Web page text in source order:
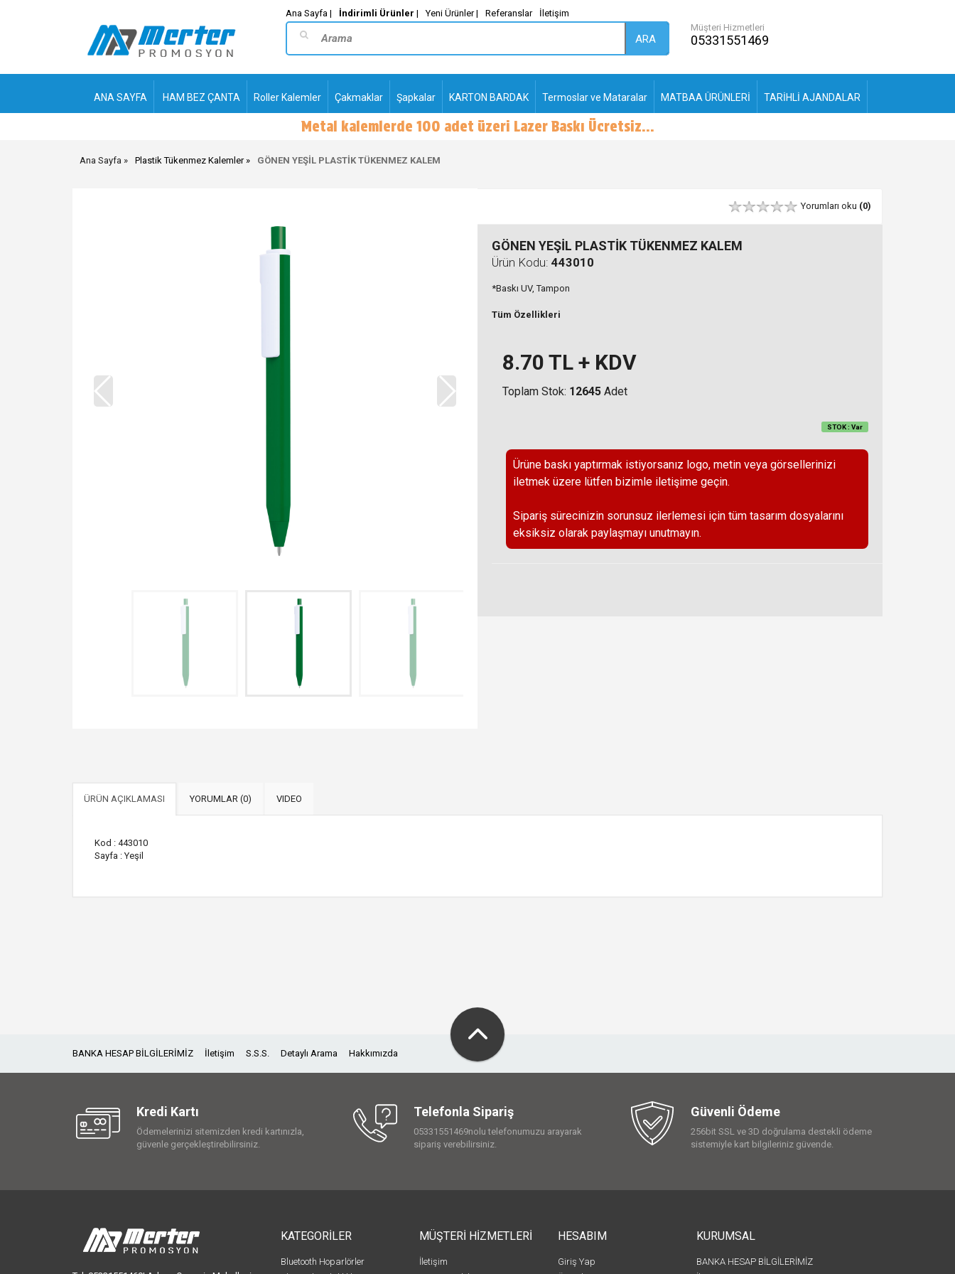
Ana Sayfa | İndirimli Ürünler | Yeni Ürünler | Referanslar İletişim
ARA
Müşteri Hizmetleri
05331551469
ANA SAYFA HAM BEZ ÇANTA Roller Kalemler Çakmaklar Şapkalar KARTON BARDAK Termoslar ve Mataralar MATBAA ÜRÜNLERİ TARİHLİ AJANDALAR
PLASTİK TÜKENMEZ
-
Ana Sayfa Plastik Tükenmez Kalemler GÖNEN YEŞİL PLASTİK TÜKENMEZ KALEM
Yorumları oku (0)
GÖNEN YEŞİL PLASTİK TÜKENMEZ KALEM
Ürün Kodu: 443010
*Baskı UV, Tampon
Tüm Özellikleri
8.70 TL + KDV
Toplam Stok: 12645 Adet
STOK : Var
Ürüne baskı yaptırmak istiyorsanız logo, metin veya görsellerinizi
iletmek üzere lütfen bizimle iletişime geçin.
Sipariş sürecinizin sorunsuz ilerlemesi için tüm tasarım dosyalarını
eksiksiz olarak paylaşmayı unutmayın.
ÜRÜN AÇIKLAMASI YORUMLAR (0) VIDEO
Kod : 443010
Sayfa : Yeşil
BANKA HESAP BİLGİLERİMİZ İletişim S.S.S. Detaylı Arama Hakkımızda
Kredi Kartı
Ödemelerinizi sitemizden kredi kartınızla,
güvenle gerçekleştirebilirsiniz.
Telefonla Sipariş
05331551469nolu telefonumuzu arayarak
sipariş verebilirsiniz.
Güvenli Ödeme
256bit SSL ve 3D doğrulama destekli ödeme
sistemiyle kart bilgileriniz güvende.
KATEGORİLER
Bluetooth Hoparlörler
MÜŞTERİ HİZMETLERİ
İletişim
HESABIM
Giriş Yap
KURUMSAL
BANKA HESAP BİLGİLERİMİZ